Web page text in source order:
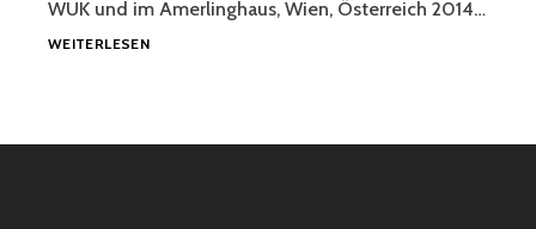
WUK und im Amerlinghaus, Wien, Österreich 2014…
WEITERLESENPROJECTS